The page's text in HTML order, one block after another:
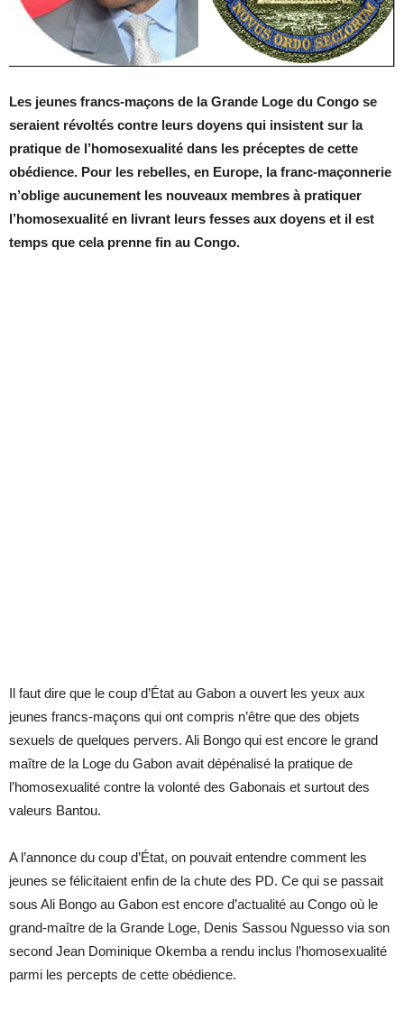
Les jeunes francs-maçons de la Grande Loge du Congo se
seraient révoltés contre leurs doyens qui insistent sur la
pratique de l’homosexualité dans les préceptes de cette
obédience. Pour les rebelles, en Europe, la franc-maçonnerie
n’oblige aucunement les nouveaux membres à pratiquer
l’homosexualité en livrant leurs fesses aux doyens et il est
temps que cela prenne fin au Congo.
Il faut dire que le coup d’État au Gabon a ouvert les yeux aux
jeunes francs-maçons qui ont compris n’être que des objets
sexuels de quelques pervers. Ali Bongo qui est encore le grand
maître de la Loge du Gabon avait dépénalisé la pratique de
l’homosexualité contre la volonté des Gabonais et surtout des
valeurs Bantou.
A l’annonce du coup d’État, on pouvait entendre comment les
jeunes se félicitaient enfin de la chute des PD. Ce qui se passait
sous Ali Bongo au Gabon est encore d’actualité au Congo où le
grand-maître de la Grande Loge, Denis Sassou Nguesso via son
second Jean Dominique Okemba a rendu inclus l’homosexualité
parmi les percepts de cette obédience.